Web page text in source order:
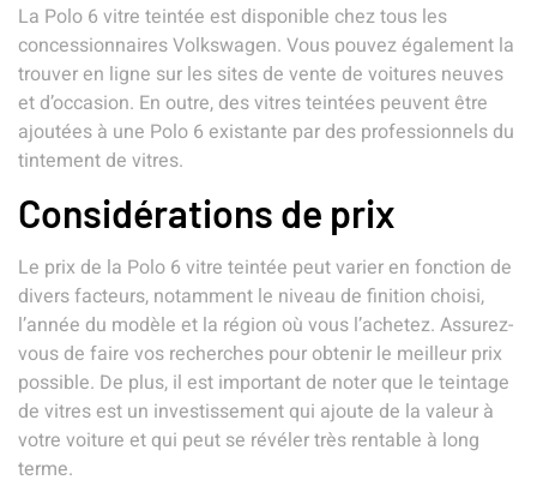
La Polo 6 vitre teintée est disponible chez tous les
concessionnaires Volkswagen. Vous pouvez également la
trouver en ligne sur les sites de vente de voitures neuves
et d’occasion. En outre, des vitres teintées peuvent être
ajoutées à une Polo 6 existante par des professionnels du
tintement de vitres.
Considérations de prix
Le prix de la Polo 6 vitre teintée peut varier en fonction de
divers facteurs, notamment le niveau de finition choisi,
l’année du modèle et la région où vous l’achetez. Assurez-
vous de faire vos recherches pour obtenir le meilleur prix
possible. De plus, il est important de noter que le teintage
de vitres est un investissement qui ajoute de la valeur à
votre voiture et qui peut se révéler très rentable à long
terme.